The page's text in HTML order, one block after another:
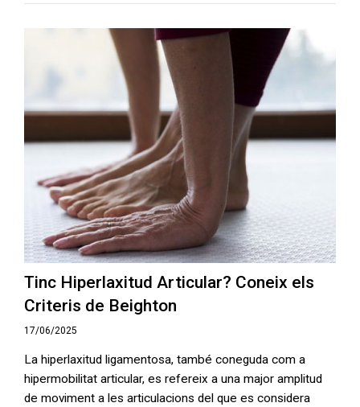
Tinc Hiperlaxitud Articular? Coneix els
Criteris de Beighton
17/06/2025
La hiperlaxitud ligamentosa, també coneguda com a
hipermobilitat articular, es refereix a una major amplitud
de moviment a les articulacions del que es considera